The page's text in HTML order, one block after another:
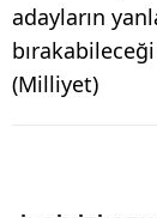
adayların
(Milliyet)